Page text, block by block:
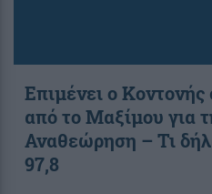
Επιμένει ο
από το Μαξίμου για
Αναθεώρηση – Τι
97,8